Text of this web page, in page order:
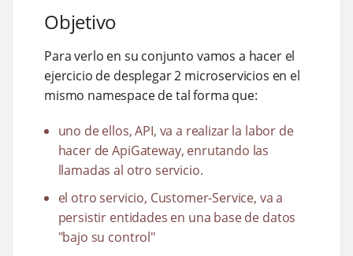
Objetivo
Para verlo en su conjunto vamos a hacer el
ejercicio de desplegar 2 microservicios en el
mismo namespace de tal forma que:
uno de ellos, API, va a realizar la labor de
hacer de ApiGateway, enrutando las
llamadas al otro servicio.
el otro servicio, Customer-Service, va a
persistir entidades en una base de datos
"bajo su control"